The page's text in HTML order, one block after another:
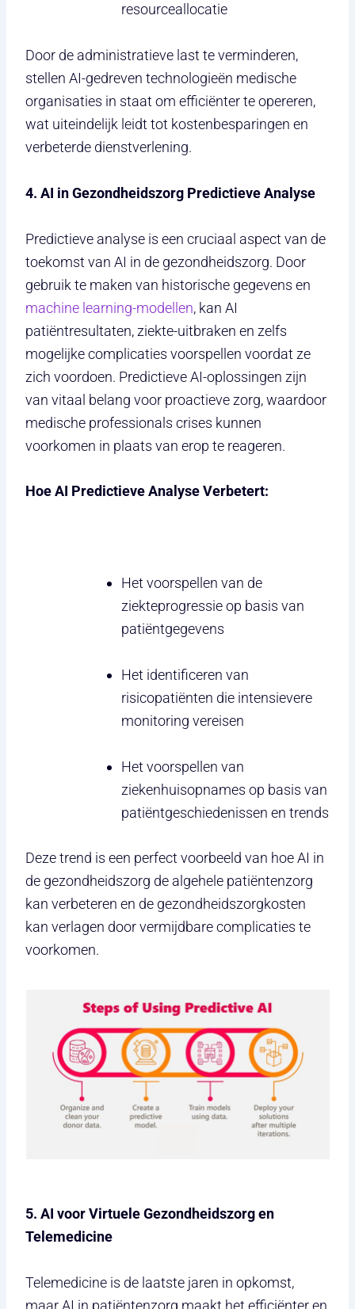
resourceallocatie
Door de administratieve last te verminderen,
stellen AI-gedreven technologieën medische
organisaties in staat om efficiënter te opereren,
wat uiteindelijk leidt tot kostenbesparingen en
verbeterde dienstverlening.
4. AI in Gezondheidszorg Predictieve Analyse
Predictieve analyse is een cruciaal aspect van de
toekomst van AI in de gezondheidszorg. Door
gebruik te maken van historische gegevens en
machine learning-modellen, kan AI
patiëntresultaten, ziekte-uitbraken en zelfs
mogelijke complicaties voorspellen voordat ze
zich voordoen. Predictieve AI-oplossingen zijn
van vitaal belang voor proactieve zorg, waardoor
medische professionals crises kunnen
voorkomen in plaats van erop te reageren.
Hoe AI Predictieve Analyse Verbetert:
Het voorspellen van de
ziekteprogressie op basis van
patiëntgegevens
Het identificeren van
risicopatiënten die intensievere
monitoring vereisen
Het voorspellen van
ziekenhuisopnames op basis van
patiëntgeschiedenissen en trends
Deze trend is een perfect voorbeeld van hoe AI in
de gezondheidszorg de algehele patiëntenzorg
kan verbeteren en de gezondheidszorgkosten
kan verlagen door vermijdbare complicaties te
voorkomen.
5. AI voor Virtuele Gezondheidszorg en
Telemedicine
Telemedicine is de laatste jaren in opkomst,
maar AI in patiëntenzorg maakt het efficiënter en